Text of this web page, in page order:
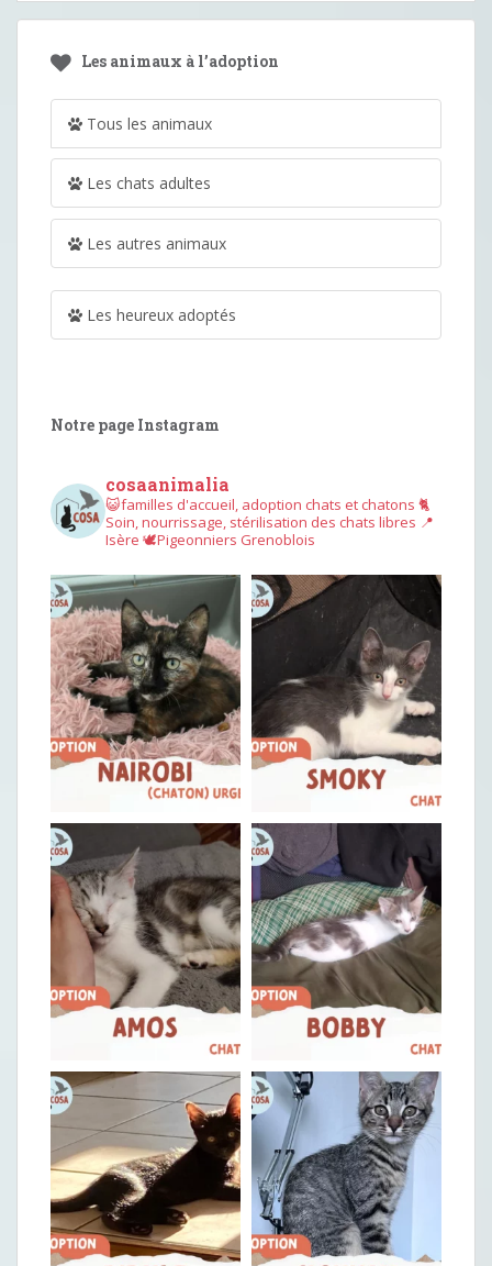
Les animaux à l’adoption
Tous les animaux
Les chats adultes
Les autres animaux
Les heureux adoptés
Notre page Instagram
cosaanimalia
😺familles d'accueil, adoption chats et chatons 🐈
Soin, nourrissage, stérilisation des chats libres 📍
Isère 🕊︎Pigeonniers Grenoblois